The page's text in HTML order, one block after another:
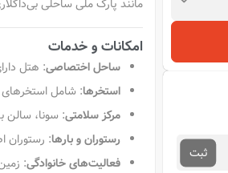
ثبت
مانند پارک ملی ساحلی
امکانات و خدمات
ساحل اختصاصی: هتل
استخرها: شامل استخرهای
مرکز سلامتی: سونا، سالن
رستوران و بارها: رستوران
فعالیت‌های خانوادگی: